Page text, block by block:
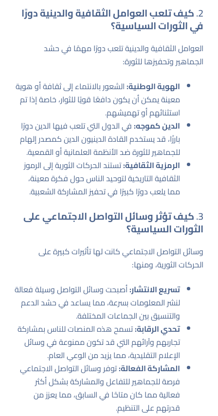
2. كيف تلعب العوامل الثقافية والدينية دورًا
في الثورات السياسية؟
العوامل الثقافية والدينية تلعب دورًا مهمًا في حشد
الجماهير وتحفيزها للثورة:
الهوية الوطنية:الشعور بالانتماء إلى ثقافة أو هوية
معينة يمكن أن يكون دافعًا قويًا للثوار، خاصة إذا تم
استثنائهم أو تهميشهم.
الدين كموجه:في الدول التي تلعب فيها الدين دورًا
بارزًا، قد يستخدم القادة الدينيون الدين كمصدر إلهام
للجماهير للثورة ضد الأنظمة العلمانية أو القمعية.
الرمزية الثقافية:تستند الحركات الثورية إلى الرموز
الثقافية التاريخية لتوحيد الناس حول فكرة معينة،
مما يلعب دورًا كبيرًا في تحفيز المشاركة الشعبية.
3. كيف تؤثر وسائل التواصل الاجتماعي على
الثورات السياسية؟
وسائل التواصل الاجتماعي كانت لها تأثيرات كبيرة على
الحركات الثورية، ومنها:
تسريع الانتشار:أصبحت وسائل التواصل وسيلة فعالة
لنشر المعلومات بسرعة، مما يساعد في حشد الدعم
والتنسيق بين الجماعات المختلفة.
تحدي الرقابة:تسمح هذه المنصات للناس بمشاركة
تجاربهم وآرائهم التي قد تكون ممنوعة في وسائل
الإعلام التقليدية، مما يزيد من الوعي العام.
المشاركة الفعالة:توفر وسائل التواصل الاجتماعي
فرصة للجماهير للتفاعل والمشاركة بشكل أكثر
فعالية مما كان متاحًا في السابق، مما يعزز من
قدرتهم على التنظيم.